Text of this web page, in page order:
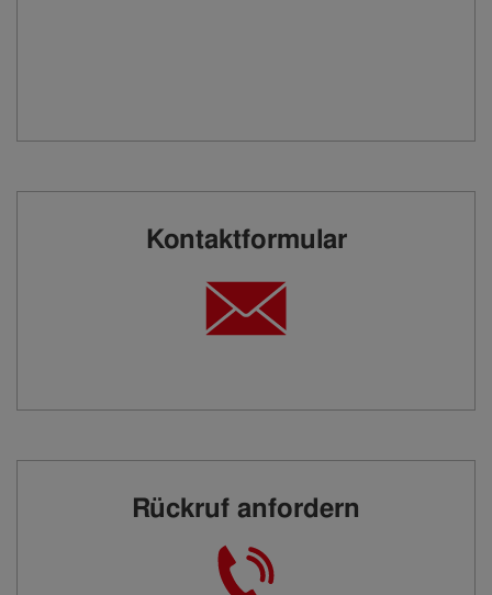
Kontaktformular
Rückruf anfordern